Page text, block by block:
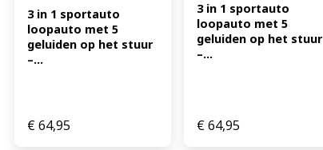
3 in 1 sportauto
loopauto met 5
geluiden op het stuur
–...
€64,95
3 in 1 sportauto
loopauto met 5
geluiden op het stuur
–...
€64,95